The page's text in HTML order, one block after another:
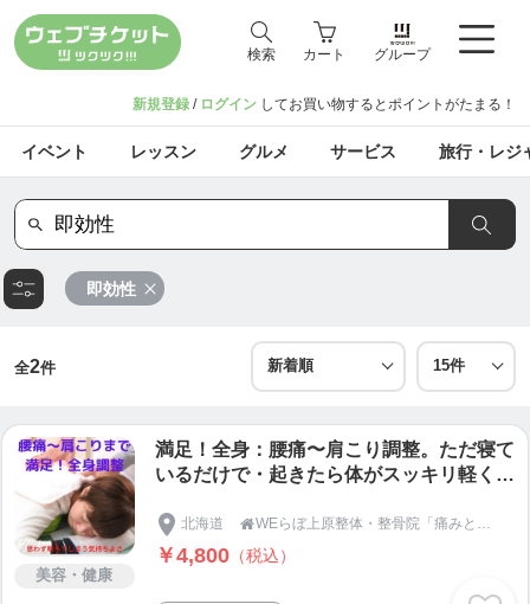
検索 カート グループ
新規登録 / ログイン してお買い物するとポイントがたまる！
イベント レッスン グルメ サービス 旅行・レジ
即効性
全2件
美容・健康
満足！全身：腰痛〜肩こり調整。ただ寝て
いるだけで・起きたら体がスッキリ軽くな
な調整。治療歴４０年の施術家が、長年の
経験と技術の集大成をギュッと詰めた完全
北海道  WEらぼ上原整体・整骨院「痛みと歪み」の専門院
￥4,800 （税込）